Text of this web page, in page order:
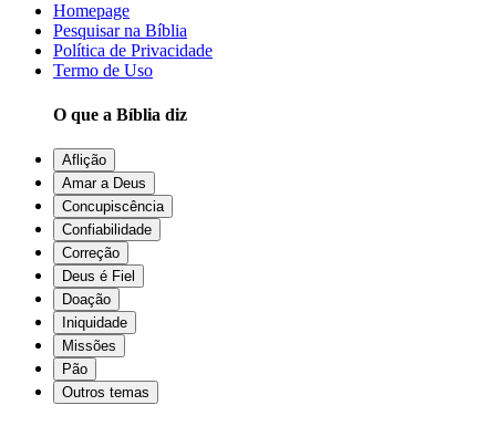
Homepage
Pesquisar na Bíblia
Política de Privacidade
Termo de Uso
O que a Bíblia diz
Aflição
Amar a Deus
Concupiscência
Confiabilidade
Correção
Deus é Fiel
Doação
Iniquidade
Missões
Pão
Outros temas